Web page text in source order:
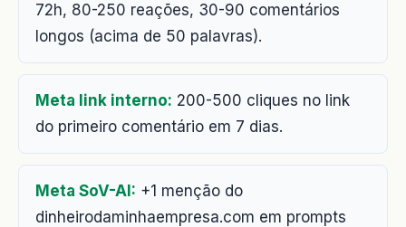
72h, 80-250 reações, 30-90 comentários
longos (acima de 50 palavras).
Meta link interno: 200-500 cliques no link
do primeiro comentário em 7 dias.
Meta SoV-AI: +1 menção do
dinheirodaminhaempresa.com em prompts